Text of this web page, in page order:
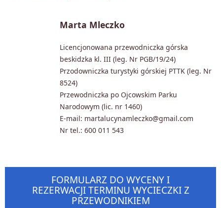
Marta Mleczko
Licencjonowana przewodniczka górska
beskidzka kl. III (leg. Nr PGB/19/24)
Przodowniczka turystyki górskiej PTTK (leg. Nr
8524)
Przewodniczka po Ojcowskim Parku
Narodowym (lic. nr 1460)
E-mail: martalucynamleczko@gmail.com
Nr tel.: 600 011 543
FORMULARZ DO WYCENY I
REZERWACJI TERMINU WYCIECZKI Z
PRZEWODNIKIEM